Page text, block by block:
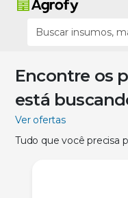
Encontre os
está
Ver ofertas
Tudo que você precisa